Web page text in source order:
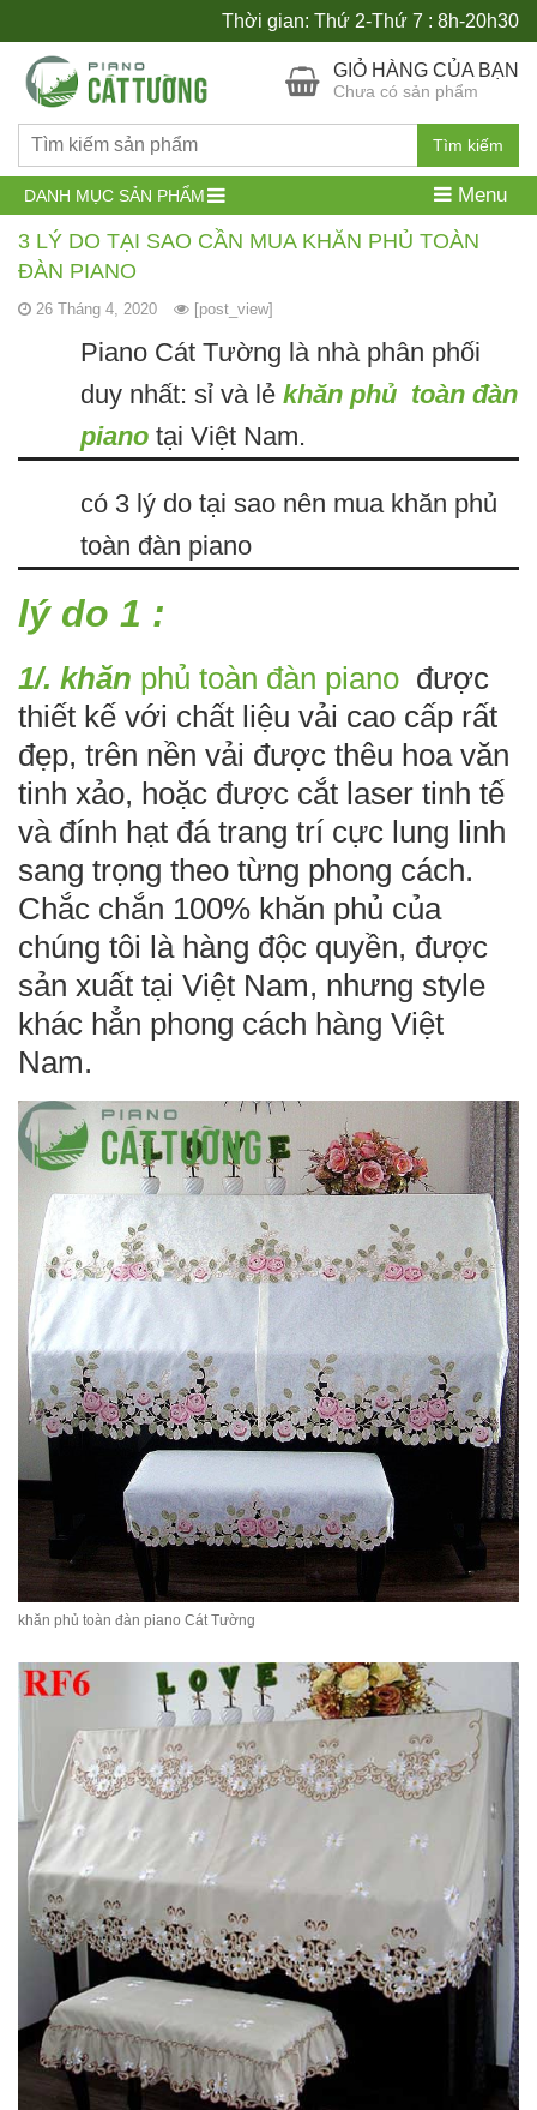
Thời gian: Thứ 2-Thứ 7 : 8h-20h30
Tìm kiếm
GIỎ HÀNG CỦA BẠN
Chưa có sản phẩm
DANH MỤC SẢN PHẨM Menu
3 LÝ DO TẠI SAO CẦN MUA KHĂN PHỦ TOÀN
ĐÀN PIANO
26 Tháng 4, 2020 [post_view]
Piano Cát Tường là nhà phân phối
duy nhất: sỉ và lẻ khăn phủ toàn đàn
piano tại Việt Nam.
có 3 lý do tại sao nên mua khăn phủ
toàn đàn piano
lý do 1 :
1/. khăn phủ toàn đàn piano được
thiết kế với chất liệu vải cao cấp rất
đẹp, trên nền vải được thêu hoa văn
tinh xảo, hoặc được cắt laser tinh tế
và đính hạt đá trang trí cực lung linh
sang trọng theo từng phong cách.
Chắc chắn 100% khăn phủ của
chúng tôi là hàng độc quyền, được
sản xuất tại Việt Nam, nhưng style
khác hẳn phong cách hàng Việt
Nam.
khăn phủ toàn đàn piano Cát Tường